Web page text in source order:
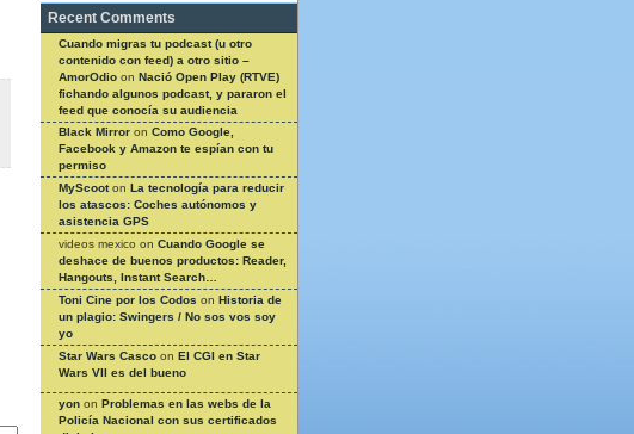
Recent Comments
Cuando migras tu podcast (u otro
contenido con feed) a otro sitio –
AmorOdio on Nació Open Play (RTVE)
fichando algunos podcast, y pararon el
feed que conocía su audiencia
Black Mirror on Como Google,
Facebook y Amazon te espían con tu
permiso
MyScooton La tecnología para reducir
los atascos: Coches autónomos y
asistencia GPS
videos mexico on Cuando Google se
deshace de buenos productos: Reader,
Hangouts, Instant Search…
Toni Cine por los Codos on Historia de
un plagio: Swingers / No sos vos soy
yo
Star Wars Casco on El CGI en Star
Wars VII es del bueno
yon on Problemas en las webs de la
Policía Nacional con sus certificados